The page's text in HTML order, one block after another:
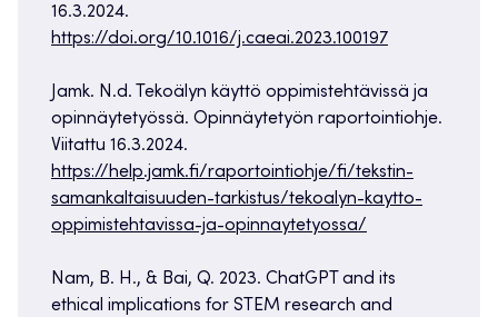
16.3.2024.
https://doi.org/10.1016/j.caeai.2023.100197
Jamk. N.d. Tekoälyn käyttö oppimistehtävissä ja
opinnäytetyössä. Opinnäytetyön raportointiohje.
Viitattu 16.3.2024.
https://help.jamk.fi/raportointiohje/fi/tekstin-
samankaltaisuuden-tarkistus/tekoalyn-kaytto-
oppimistehtavissa-ja-opinnaytetyossa/
Nam, B. H., & Bai, Q. 2023. ChatGPT and its
ethical implications for STEM research and